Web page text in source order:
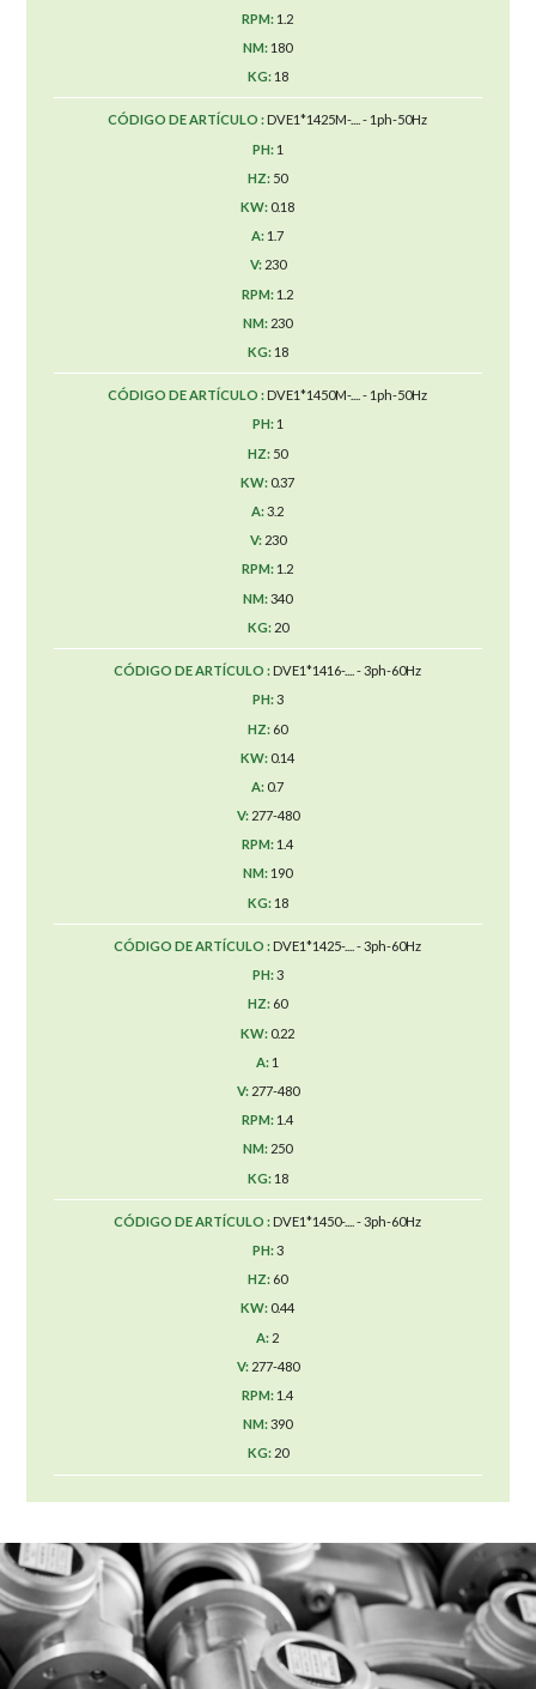
1.2
180
18
DVE1*1425M-.... - 1ph-50Hz
1
50
0.18
1.7
230
1.2
230
18
DVE1*1450M-.... - 1ph-50Hz
1
50
0.37
3.2
230
1.2
340
20
DVE1*1416-.... - 3ph-60Hz
3
60
0.14
0.7
277-480
1.4
190
18
DVE1*1425-.... - 3ph-60Hz
3
60
0.22
1
277-480
1.4
250
18
DVE1*1450-.... - 3ph-60Hz
3
60
0.44
2
277-480
1.4
390
20